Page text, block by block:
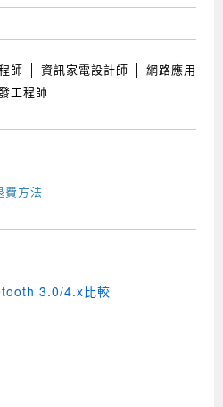
師 │ 資訊家電設計師 │ 網路應用
工程師
費方法
3.0/4.x比較